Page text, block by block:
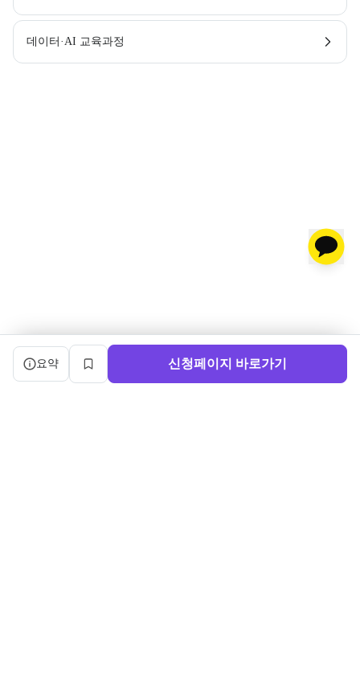
데이터·AI 교육과정
캠프 요약 정보와 상세 도우미, 북마크, 신청 버튼을 제공한다.
요약
북마크 신청페이지 바로가기